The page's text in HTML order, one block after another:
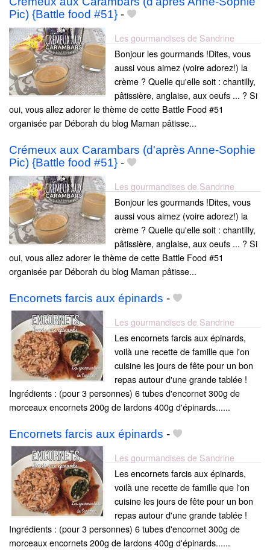
Pic) {Battle food #51} -
Les gourmandises de Sandrine
Bonjour les gourmands !Dites, vous
aussi vous aimez (voire adorez!) la
crème ? Quelle qu'elle soit : chantilly,
pâtissière, anglaise, aux oeufs ... ? Si
oui, vous allez adorer le thème de cette Battle Food #51
organisée par Déborah du blog Maman pâtisse...
Crémeux aux Carambars (d'après Anne-Sophie
Pic) {Battle food #51} -
Les gourmandises de Sandrine
Bonjour les gourmands !Dites, vous
aussi vous aimez (voire adorez!) la
crème ? Quelle qu'elle soit : chantilly,
pâtissière, anglaise, aux oeufs ... ? Si
oui, vous allez adorer le thème de cette Battle Food #51
organisée par Déborah du blog Maman pâtisse...
Encornets farcis aux épinards -
Les gourmandises de Sandrine
Les encornets farcis aux épinards,
voilà une recette de famille que l'on
cuisine les jours de fête pour un bon
repas autour d'une grande tablée !
Ingrédients : (pour 3 personnes) 6 tubes d'encornet 300g de
morceaux encornets 200g de lardons 400g d'épinards......
Encornets farcis aux épinards -
Les gourmandises de Sandrine
Les encornets farcis aux épinards,
voilà une recette de famille que l'on
cuisine les jours de fête pour un bon
repas autour d'une grande tablée !
Ingrédients : (pour 3 personnes) 6 tubes d'encornet 300g de
morceaux encornets 200g de lardons 400g d'épinards......